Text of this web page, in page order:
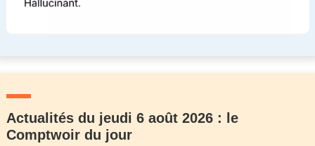
Actualités du jeudi 6 août 2026 : le
Comptwoir du jour